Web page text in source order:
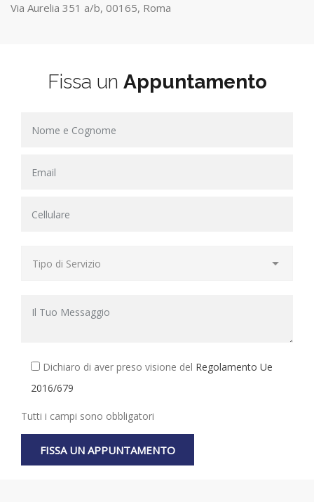
Via Aurelia 351 a/b, 00165, Roma
Fissa un Appuntamento
Dichiaro di aver preso visione del Regolamento Ue
2016/679
Tutti i campi sono obbligatori